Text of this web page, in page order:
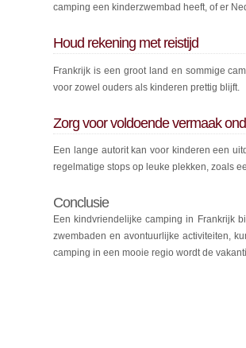
camping een kinderzwembad heeft, of er
Houd rekening met reistijd
Frankrijk is een groot land en sommige
voor zowel ouders als kinderen prettig blijft.
Zorg voor voldoende vermaak
Een lange autorit kan voor kinderen een
regelmatige stops op leuke plekken, zoals
Conclusie
Een kindvriendelijke camping in Frankrijk
zwembaden en avontuurlijke activiteiten,
camping in een mooie regio wordt de